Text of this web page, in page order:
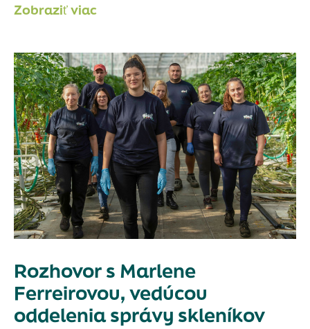
Zobraziť viac
Rozhovor s Marlene
Ferreirovou, vedúcou
oddelenia správy skleníkov